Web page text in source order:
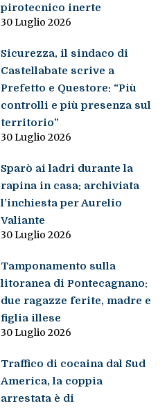
pirotecnico inerte
30 Luglio 2026
Sicurezza, il sindaco di
Castellabate scrive a
Prefetto e Questore: “Più
controlli e più presenza sul
territorio”
30 Luglio 2026
Sparò ai ladri durante la
rapina in casa: archiviata
l’inchiesta per Aurelio
Valiante
30 Luglio 2026
Tamponamento sulla
litoranea di Pontecagnano:
due ragazze ferite, madre e
figlia illese
30 Luglio 2026
Traffico di cocaina dal Sud
America, la coppia
arrestata è di